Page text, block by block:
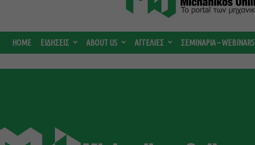
HOME ΕΙΔΗΣΕΙΣ ABOUT US ΑΓΓΕΛΙΕΣ ΣΕΜΙΝΑΡΙΑ – WEBINARS